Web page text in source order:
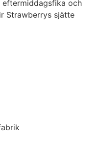
och
Strawberrys sjätte